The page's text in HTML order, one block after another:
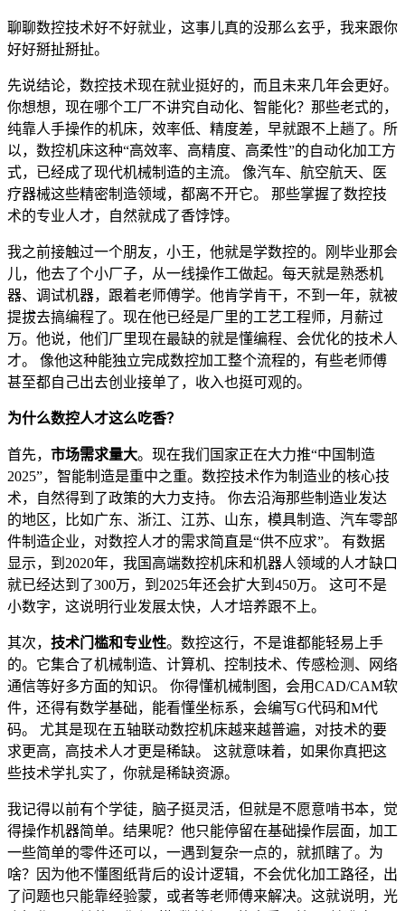
聊聊数控技术好不好就业，这事儿真的没那么玄乎，我来跟你
好好掰扯掰扯。
先说结论，数控技术现在就业挺好的，而且未来几年会更好。
你想想，现在哪个工厂不讲究自动化、智能化？那些老式的，
纯靠人手操作的机床，效率低、精度差，早就跟不上趟了。所
以，数控机床这种“高效率、高精度、高柔性”的自动化加工方
式，已经成了现代机械制造的主流。 像汽车、航空航天、医
疗器械这些精密制造领域，都离不开它。 那些掌握了数控技
术的专业人才，自然就成了香饽饽。
我之前接触过一个朋友，小王，他就是学数控的。刚毕业那会
儿，他去了个小厂子，从一线操作工做起。每天就是熟悉机
器、调试机器，跟着老师傅学。他肯学肯干，不到一年，就被
提拔去搞编程了。现在他已经是厂里的工艺工程师，月薪过
万。他说，他们厂里现在最缺的就是懂编程、会优化的技术人
才。 像他这种能独立完成数控加工整个流程的，有些老师傅
甚至都自己出去创业接单了，收入也挺可观的。
为什么数控人才这么吃香？
首先， 市场需求量大。现在我们国家正在大力推“中国制造
2025”，智能制造是重中之重。数控技术作为制造业的核心技
术，自然得到了政策的大力支持。 你去沿海那些制造业发达
的地区，比如广东、浙江、江苏、山东，模具制造、汽车零部
件制造企业，对数控人才的需求简直是“供不应求”。 有数据
显示，到2020年，我国高端数控机床和机器人领域的人才缺口
就已经达到了300万，到2025年还会扩大到450万。 这可不是
小数字，这说明行业发展太快，人才培养跟不上。
其次， 技术门槛和专业性。数控这行，不是谁都能轻易上手
的。它集合了机械制造、计算机、控制技术、传感检测、网络
通信等好多方面的知识。 你得懂机械制图，会用CAD/CAM软
件，还得有数学基础，能看懂坐标系，会编写G代码和M代
码。 尤其是现在五轴联动数控机床越来越普遍，对技术的要
求更高，高技术人才更是稀缺。 这就意味着，如果你真把这
些技术学扎实了，你就是稀缺资源。
我记得以前有个学徒，脑子挺灵活，但就是不愿意啃书本，觉
得操作机器简单。结果呢？他只能停留在基础操作层面，加工
一些简单的零件还可以，一遇到复杂一点的，就抓瞎了。为
啥？因为他不懂图纸背后的设计逻辑，不会优化加工路径，出
了问题也只能靠经验蒙，或者等老师傅来解决。这就说明，光